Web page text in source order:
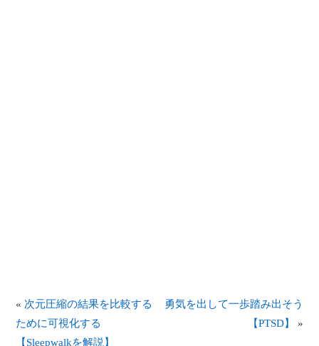
« 次元圧縮の結果を比較する
ために可視化する
【Sleepwalkを解説】
勇気を出して一歩踏み出そう
【PTSD】
»